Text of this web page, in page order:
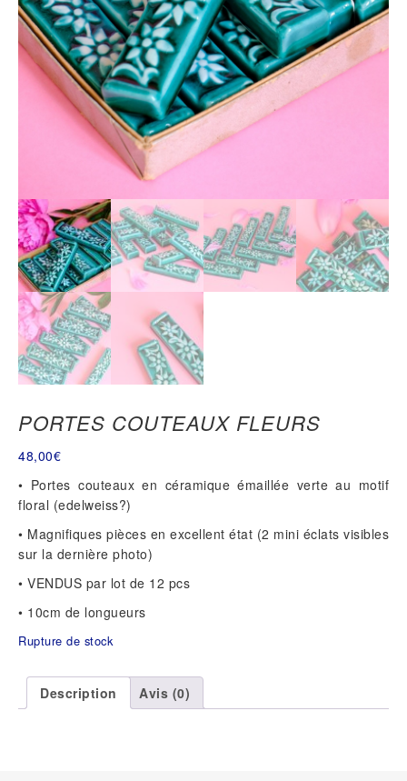
PORTES COUTEAUX FLEURS
48,00€
• Portes couteaux en céramique émaillée verte au motif
floral (edelweiss?)
• Magnifiques pièces en excellent état (2 mini éclats visibles
sur la dernière photo)
• VENDUS par lot de 12 pcs
• 10cm de longueurs
Rupture de stock
Description Avis (0)